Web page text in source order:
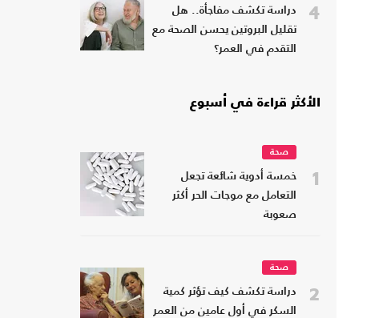
4
دراسة تكشف مفاجأة.. هل
تقليل البروتين يحسن الصحة مع
التقدم في العمر؟
الأكثر قراءة في أسبوع
1
صحة
خمسة أدوية شائعة تجعل
التعامل مع موجات الحر أكثر
صعوبة
2
صحة
دراسة تكشف كيف تؤثر كمية
السكر في أول عامين من العمر